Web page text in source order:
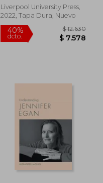
Liverpool University Press,
2022, Tapa Dura, Nuevo
40%